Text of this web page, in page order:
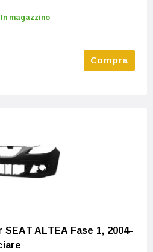
In magazzino
Compra
ALTEA Fase 1, 2004-